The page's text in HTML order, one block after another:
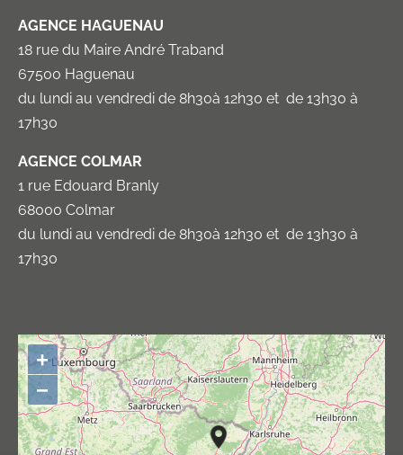
AGENCE HAGUENAU
18 rue du Maire André Traband
67500 Haguenau
du lundi au vendredi de 8h30à 12h30 et de 13h30 à
17h30
AGENCE COLMAR
1 rue Edouard Branly
68000 Colmar
du lundi au vendredi de 8h30à 12h30 et de 13h30 à
17h30
+
−